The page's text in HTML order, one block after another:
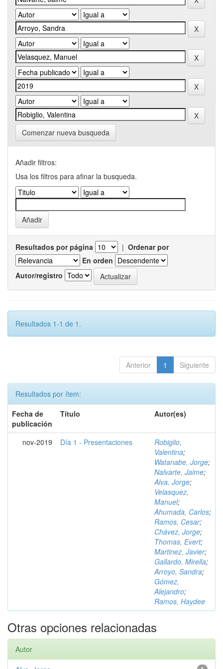
Comenzar nueva busqueda
Añadir filtros:
Usa los filtros para afinar la busqueda.
Resultados por página | Ordenar por
En orden
Autor/registro
Resultados 1-1 de 1.
Anterior 1 Siguiente
Resultados por ítem:
Fecha de
publicación
Título Autor(es)
nov-2019 Día 1 - Presentaciones
Robiglio,
Valentina;
Watanabe, Jorge;
Nalvarte, Jaime;
Alva, Jorge;
Velasquez,
Manuel;
Ahumada, Carlos;
Ramos, Cesar;
Chávez, Jorge;
Thomas, Evert;
Martinez, Javier;
Gallardo, Mirella;
Arroyo, Sandra;
Gómez,
Alejandro;
Ramos, Haydee
Otras opciones relacionadas
Autor